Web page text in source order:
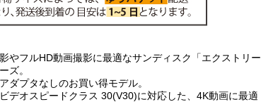
影やフルHD動画撮影に最適なサンディスク「エクストリー
ズ。
ダプタなしのお買い得モデル。
ビデオスピードクラス 30(V30)に対応した、4K動画に最適